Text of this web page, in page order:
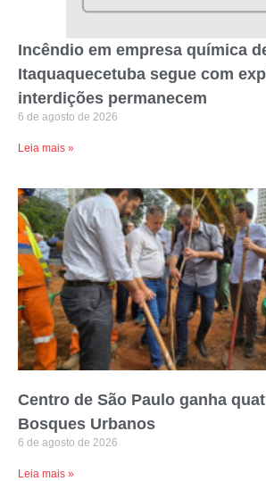
Incêndio em empresa química
Itaquaquecetuba segue com
interdições permanecem
6 de agosto de 2026
Leia mais »
Centro de São Paulo ganha
Bosques Urbanos
6 de agosto de 2026
Leia mais »